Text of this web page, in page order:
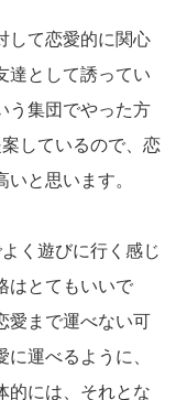
の機会を楽しむこ
の気持ちも見えて
大切にしながら、
最終的に2人の関係
して恋愛的に関心
達として誘ってい
う集団でやった方
しているので、恋
と思います。
く遊びに行く感じ
はとてもいいで
愛まで運べない可
運べるように、
的には、それとな